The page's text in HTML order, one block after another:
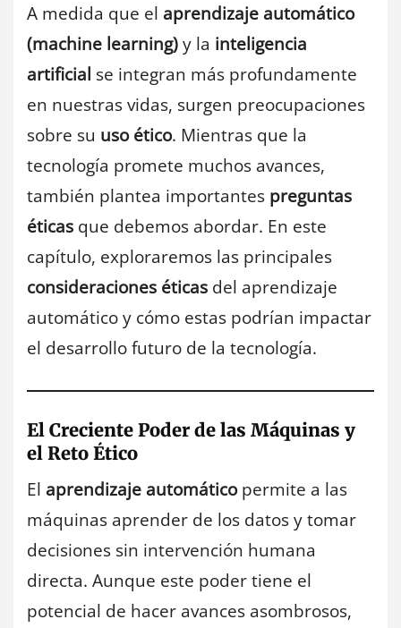
A medida que el aprendizaje automático
(machine learning)y la inteligencia
artificial se integran más profundamente
en nuestras vidas, surgen preocupaciones
sobre su uso ético. Mientras que la
tecnología promete muchos avances,
también plantea importantes preguntas
éticas que debemos abordar. En este
capítulo, exploraremos las principales
consideraciones éticas del aprendizaje
automático y cómo estas podrían impactar
el desarrollo futuro de la tecnología.
El Creciente Poder de las Máquinas y
el Reto Ético
El aprendizaje automáticopermite a las
máquinas aprender de los datos y tomar
decisiones sin intervención humana
directa. Aunque este poder tiene el
potencial de hacer avances asombrosos,